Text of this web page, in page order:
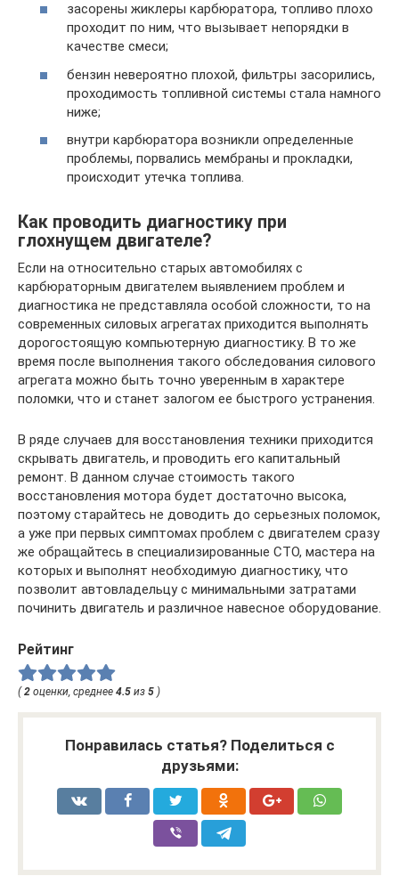
засорены жиклеры карбюратора, топливо плохо
проходит по ним, что вызывает непорядки в
качестве смеси;
бензин невероятно плохой, фильтры засорились,
проходимость топливной системы стала намного
ниже;
внутри карбюратора возникли определенные
проблемы, порвались мембраны и прокладки,
происходит утечка топлива.
Как проводить диагностику при
глохнущем двигателе?
Если на относительно старых автомобилях с
карбюраторным двигателем выявлением проблем и
диагностика не представляла особой сложности, то на
современных силовых агрегатах приходится выполнять
дорогостоящую компьютерную диагностику. В то же
время после выполнения такого обследования силового
агрегата можно быть точно уверенным в характере
поломки, что и станет залогом ее быстрого устранения.
В ряде случаев для восстановления техники приходится
скрывать двигатель, и проводить его капитальный
ремонт. В данном случае стоимость такого
восстановления мотора будет достаточно высока,
поэтому старайтесь не доводить до серьезных поломок,
а уже при первых симптомах проблем с двигателем сразу
же обращайтесь в специализированные СТО, мастера на
которых и выполнят необходимую диагностику, что
позволит автовладельцу с минимальными затратами
починить двигатель и различное навесное оборудование.
Рейтинг
(2 оценки, среднее 4.5 из 5 )
Понравилась статья? Поделиться с
друзьями: